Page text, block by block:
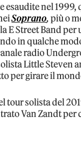
esaudite nel
Soprano,più o
E Street Band
in qualche
radio
Little Steven
per girare il
tour solista del
Van Zandt